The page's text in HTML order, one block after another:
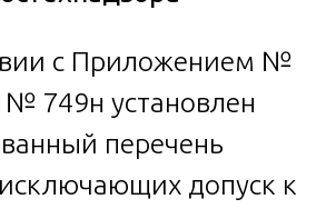
с Приложением №
№ 749н установлен
перечень
допуск к